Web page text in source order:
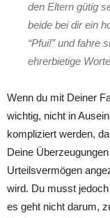
den Eltern gütig
beide bei dir ein
“Pfui!” und fahre
ehrerbietige
Wenn du mit Deiner
wichtig, nicht in
kompliziert werden,
Deine
Urteilsvermögen
wird. Du musst
es geht nicht darum,